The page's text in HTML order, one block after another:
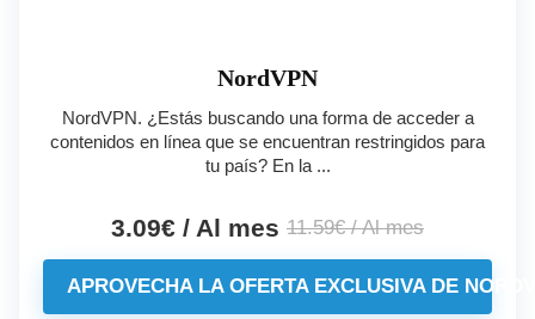
NordVPN
NordVPN. ¿Estás buscando una forma de acceder a
contenidos en línea que se encuentran restringidos para
tu país? En la ...
3.09€ / Al mes 11.59€ / Al mes
APROVECHA LA OFERTA EXCLUSIVA DE